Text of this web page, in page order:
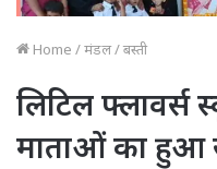
Home /मंडल/बस्ती
लिटिल फ्लावर्स
माताओं का हुआ